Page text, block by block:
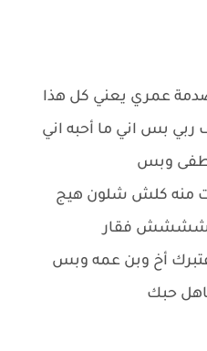
عمري يعني كل هذا
ربي بس اني ما أحبه اني
وبس
منه كلش شلون هيج
فقار
أخ وبن عمه وبس
حبك